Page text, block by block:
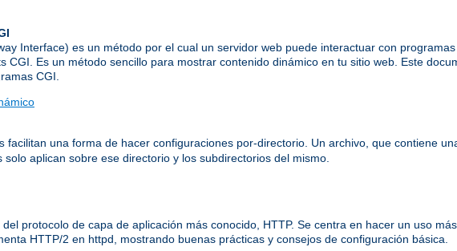
Interface) es un método por el cual un servidor web puede interactuar con
CGI. Es un método sencillo para mostrar contenido dinámico en tu sitio web. Este
CGI.
facilitan una forma de hacer configuraciones por-directorio. Un archivo, que contiene
solo aplican sobre ese directorio y los subdirectorios del mismo.
protocolo de capa de aplicación más conocido, HTTP. Se centra en hacer un uso
HTTP/2 en httpd, mostrando buenas prácticas y consejos de configuración básica.